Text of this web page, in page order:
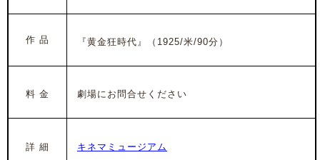
作 品 『黄金狂時代』（1925/米/90分）
料 金 劇場にお問合せください
詳 細 キネマミュージアム